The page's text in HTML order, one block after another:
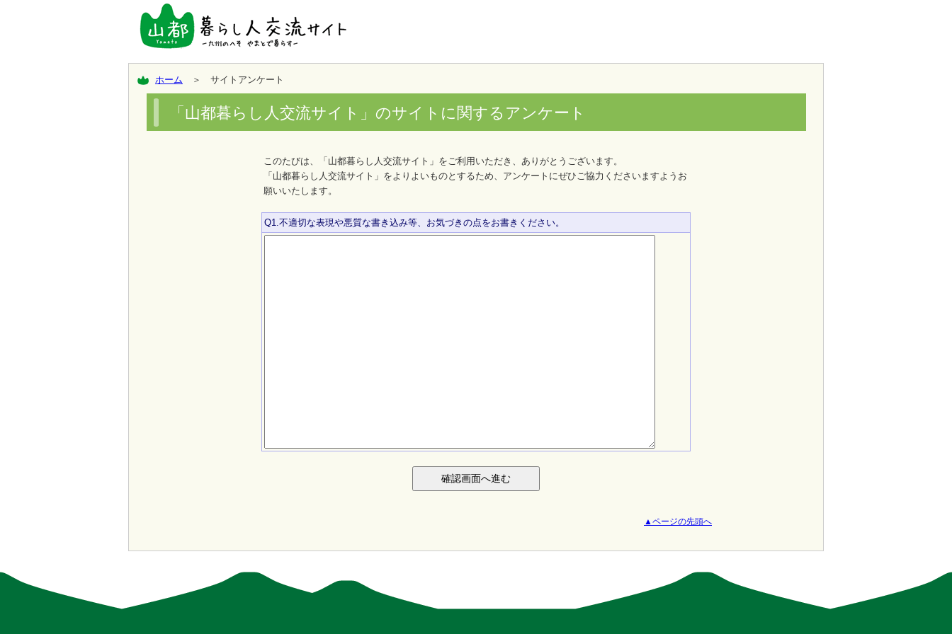
ホーム ＞ サイトアンケート
「山都暮らし人交流サイト」のサイトに関するアンケート
このたびは、「山都暮らし人交流サイト」をご利用いただき、ありがとうございます。
「山都暮らし人交流サイト」をよりよいものとするため、アンケートにぜひご協力くださいますようお
願いいたします。
Q1.不適切な表現や悪質な書き込み等、お気づきの点をお書きください。
▲ページの先頭へ